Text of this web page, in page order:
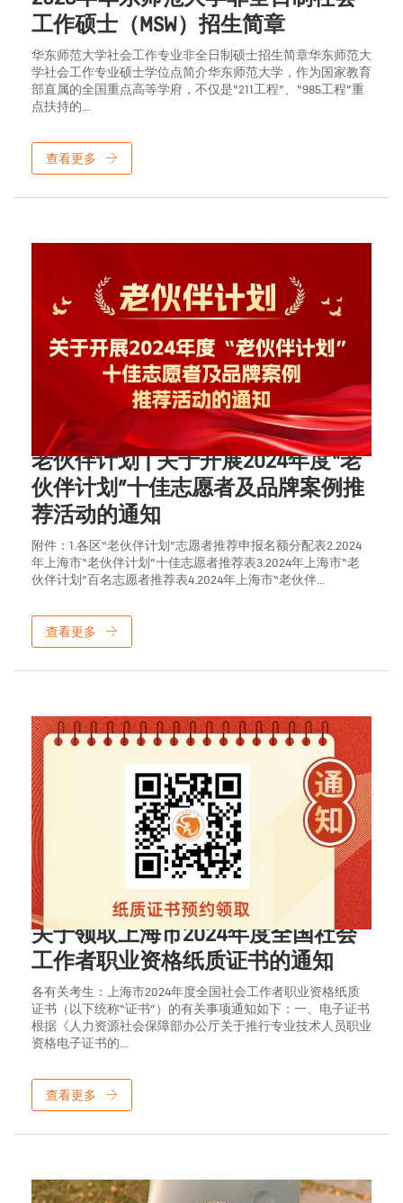
工作硕士（MSW）招生简章
华东师范大学社会工作专业非全日制硕士招生简章华东师范大
学社会工作专业硕士学位点简介华东师范大学，作为国家教育
部直属的全国重点高等学府，不仅是“211工程”、“985工程”重
点扶持的...
查看更多
2024年10月16日
老伙伴计划 | 关于开展2024年度“老
伙伴计划”十佳志愿者及品牌案例推
荐活动的通知
附件：1.各区“老伙伴计划”志愿者推荐申报名额分配表2.2024
年上海市“老伙伴计划”十佳志愿者推荐表3.2024年上海市“老
伙伴计划”百名志愿者推荐表4.2024年上海市“老伙伴...
查看更多
2024年10月10日
关于领取上海市2024年度全国社会
工作者职业资格纸质证书的通知
各有关考生：上海市2024年度全国社会工作者职业资格纸质
证书（以下统称“证书”）的有关事项通知如下：一、电子证书
根据《人力资源社会保障部办公厅关于推行专业技术人员职业
资格电子证书的...
查看更多